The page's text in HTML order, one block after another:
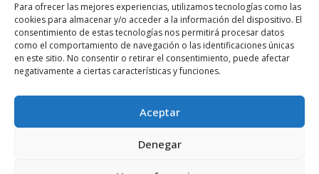
Para ofrecer las mejores experiencias, utilizamos tecnologías como las
cookies para almacenar y/o acceder a la información del dispositivo. El
consentimiento de estas tecnologías nos permitirá procesar datos
como el comportamiento de navegación o las identificaciones únicas
en este sitio. No consentir o retirar el consentimiento, puede afectar
negativamente a ciertas características y funciones.
Aceptar
Denegar
Síguenos en redes sociales